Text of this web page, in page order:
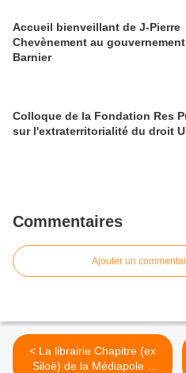
Accueil bienveillant de J-Pierre
Chevènement au gouvernement
Barnier
Colloque de la Fondation Res
sur l'extraterritorialité du droit
Commentaires
Ajouter un
< La librairie Chapitre (ex
Siloë) de la Médiapole à